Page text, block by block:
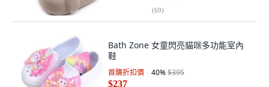
(69)
Bath Zone 女童閃亮貓咪多功能室內
鞋
首購折扣價 40%$395
$237